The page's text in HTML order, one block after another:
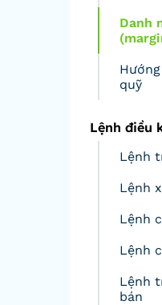
Danh
quỹ
Lệnh điều
Lệnh
Lệnh
Lệnh
Lệnh
Lệnh
bán